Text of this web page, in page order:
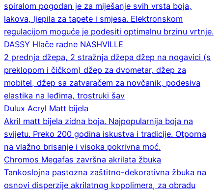
spiralom pogodan je za miješanje svih vrsta boja,
lakova, ljepila za tapete i smjesa. Elektronskom
regulacijom moguće je podesiti optimalnu brzinu vrtnje.
DASSY Hlače radne NASHVILLE
2 prednja džepa, 2 stražnja džepa džep na nogavici (s
preklopom i čičkom) džep za dvometar, džep za
mobitel, džep sa zatvaračem za novčanik, podesiva
elastika na leđima, trostruki šav
Dulux Acryl Matt bijela
Akril matt bijela zidna boja. Najpopularnija boja na
svijetu. Preko 200 godina iskustva i tradicije. Otporna
na vlažno brisanje i visoka pokrivna moć.
Chromos Megafas završna akrilata žbuka
Tankoslojna pastozna zaštitno-dekorativna žbuka na
osnovi disperzije akrilatnog kopolimera, za obradu